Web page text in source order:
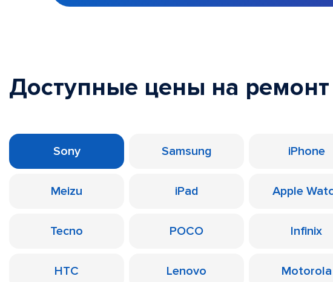
Доступные цены на ремонт
Sony Samsung iPhone
Meizu iPad Apple
Tecno POCO Infinix
HTC Lenovo Motorola